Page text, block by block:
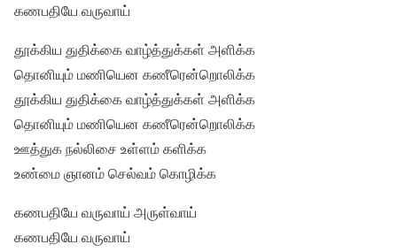
கணபதியே வருவாய்
தூக்கிய துதிக்கை வாழ்த்துக்கள் அளிக்க
தொனியும் மணியென கணீரென்றொலிக்க
தூக்கிய துதிக்கை வாழ்த்துக்கள் அளிக்க
தொனியும் மணியென கணீரென்றொலிக்க
ஊத்துக நல்லிசை உள்ளம் களிக்க
உண்மை ஞானம் செல்வம் கொழிக்க
கணபதியே வருவாய் அருள்வாய்
கணபதியே வருவாய்